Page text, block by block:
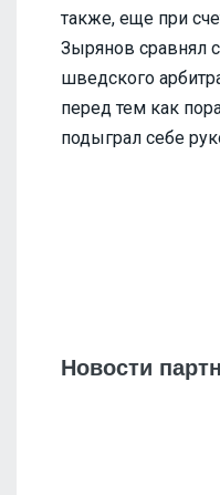
также, еще при
Зырянов сравнял
шведского
перед тем как
подыграл себе
Новости